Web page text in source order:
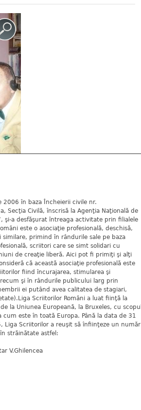
2006 în baza Încheierii civile nr.
Secţia Civilă, înscrisă la Agenţia Naţională de
a desfăşurat întreaga activitate prin filialele
este o asociaţie profesională, deschisă,
primind în rândurile sale pe baza
scriitori care se simt solidari cu
de creaţie liberă. Aici pot fi primiţi şi alţi
că această asociaţie profesională este
fiind încurajarea, stimularea şi
şi în rândurile publicului larg prin
ei putând avea calitatea de stagiari,
Scriitorilor Români a luat fiinţă la
la Uniunea Europeană, la Bruxeles, cu scopul
este în toată Europa. Până la data de 31
Scriitorilor a reuşit să înfiinţeze un număr
străinătate astfel:
V.Ghilencea